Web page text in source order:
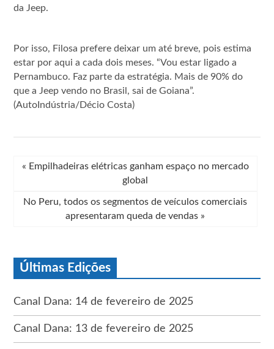
da Jeep.
Por isso, Filosa prefere deixar um até breve, pois estima
estar por aqui a cada dois meses. “Vou estar ligado a
Pernambuco. Faz parte da estratégia. Mais de 90% do
que a Jeep vendo no Brasil, sai de Goiana”.
(AutoIndústria/Décio Costa)
« Empilhadeiras elétricas ganham espaço no mercado
global
No Peru, todos os segmentos de veículos comerciais
apresentaram queda de vendas »
Últimas Edições
Canal Dana: 14 de fevereiro de 2025
Canal Dana: 13 de fevereiro de 2025